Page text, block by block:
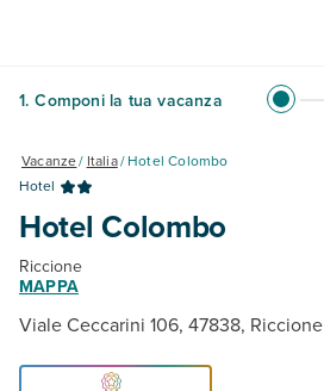
1. Componi la tua vacanza
Vacanze/ Italia/Hotel Colombo
Hotel
Hotel Colombo
Riccione
MAPPA
Viale Ceccarini 106, 47838, Riccione